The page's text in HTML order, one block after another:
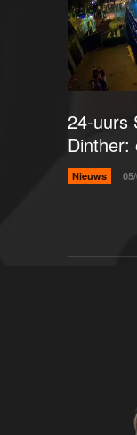
24-uurs
Dinther:
Nieuws